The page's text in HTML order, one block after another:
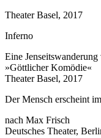
Theater Basel, 2017
Inferno
Eine
»Göttlicher Komödie«
Theater Basel, 2017
Der Mensch erscheint
nach Max Frisch
Deutsches Theater,